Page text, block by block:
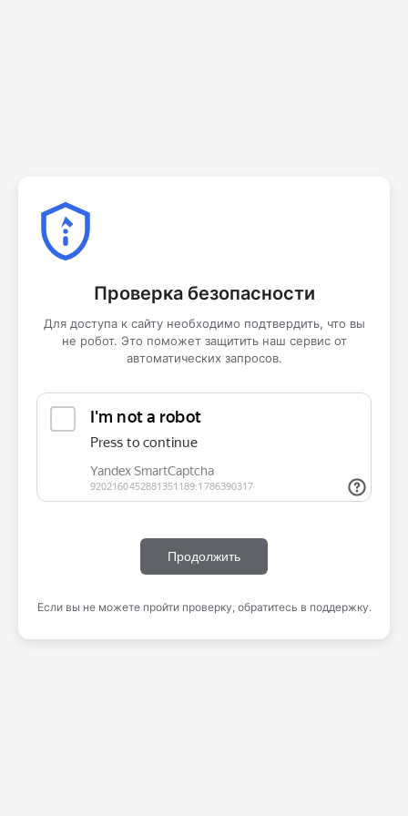
Проверка безопасности
Для доступа к сайту необходимо подтвердить, что вы
не робот. Это поможет защитить наш сервис от
автоматических запросов.
Продолжить
Если вы не можете пройти проверку, обратитесь в поддержку.